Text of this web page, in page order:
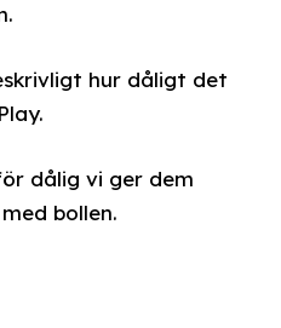
hur dåligt det
dålig vi ger dem
bollen.